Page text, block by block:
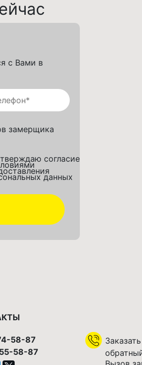
с Вами в
замерщика
согласие
данных
58-87
58-87
Заказать